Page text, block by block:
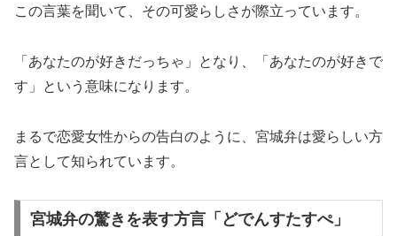
この言葉を聞いて、その可愛らしさが際立っています。
「あなたのが好きだっちゃ」となり、「あなたのが好きで
す」という意味になります。
まるで恋愛女性からの告白のように、宮城弁は愛らしい方
言として知られています。
宮城弁の驚きを表す方言「どでんすたすぺ」